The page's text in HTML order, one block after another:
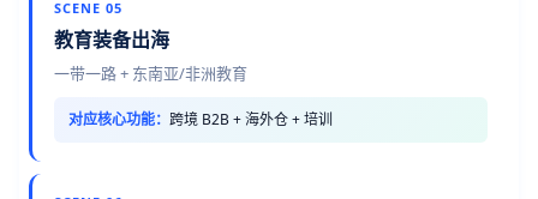
SCENE 05
教育装备出海
一带一路 + 东南亚/非洲教育
对应核心功能： 跨境 B2B + 海外仓 + 培训